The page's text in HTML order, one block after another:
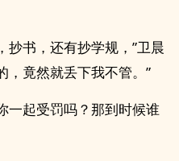
抄书，还有抄学规，”卫晨
，竟然就丢下我不管。”
一起受罚吗？那到时候谁